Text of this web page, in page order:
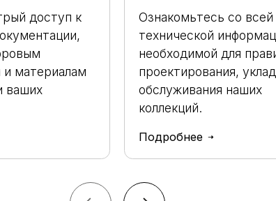
доступ к
материалам
ваших
Ознакомьтесь со всей
технической
необходимой для
проектирования,
обслуживания наших
коллекций.
Подробнее